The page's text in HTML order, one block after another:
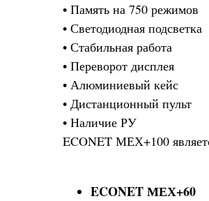
• Память на 750 режимов
• Светодиодная подсветка
• Стабильная работа
• Переворот дисплея
• Алюминиевый кейс
• Дистанционный пульт
• Наличие РУ
ECONET МЕХ+100
ECONET МЕХ+60